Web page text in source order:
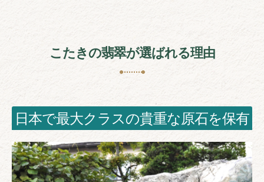
こたきの翡翠が選ばれる理由
日本で最大クラスの貴重な原石を保有